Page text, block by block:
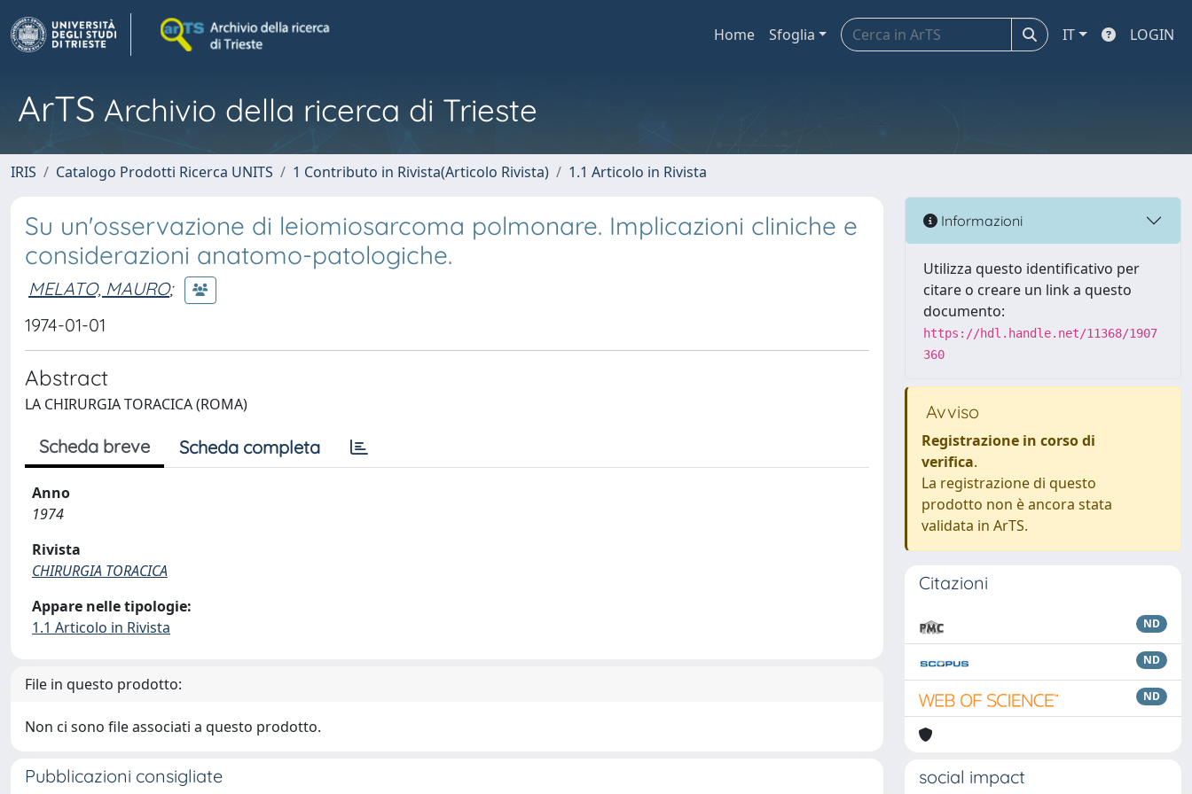
Home Sfoglia IT LOGIN
ArTS Archivio della ricerca di Trieste
IRIS Catalogo Prodotti Ricerca UNITS 1 Contributo in Rivista(Articolo Rivista) 1.1 Articolo in Rivista
Su un'osservazione di leiomiosarcoma polmonare. Implicazioni cliniche e
considerazioni anatomo-patologiche.
MELATO, MAURO;
1974-01-01
Abstract
LA CHIRURGIA TORACICA (ROMA)
Scheda breve Scheda completa
Anno
1974
Rivista
CHIRURGIA TORACICA
Appare nelle tipologie:
1.1 Articolo in Rivista
File in questo prodotto:
Non ci sono file associati a questo prodotto.
Pubblicazioni consigliate
Informazioni
Utilizza questo identificativo per
citare o creare un link a questo
documento:
https://hdl.handle.net/11368/1907
360
Avviso
Registrazione in corso di
verifica.
La registrazione di questo
prodotto non è ancora stata
validata in ArTS.
Citazioni
ND
ND
ND
social impact